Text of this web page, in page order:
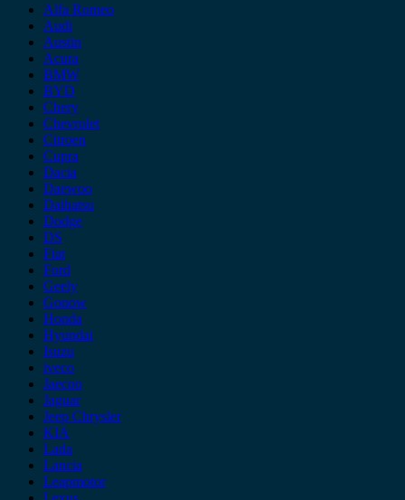
Alfa Romeo
Audi
Austin
Acura
BMW
BYD
Chery
Chevrolet
Citroen
Cupra
Dacia
Daewoo
Daihatsu
Dodge
DS
Fiat
Ford
Geely
Gonow
Honda
Hyundai
Isuzu
iveco
Jaecoo
Jaguar
Jeep Chrysler
KIA
Lada
Lancia
Leapmotor